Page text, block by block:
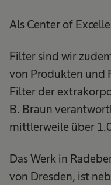
Als Center of
Filter sind wir
von Produkten und
Filter der
B. Braun
mittlerweile über
Das Werk in
von Dresden, ist